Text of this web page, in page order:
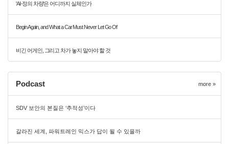
'AI-정의 차량'은 어디까지 실체인가
Begin Again, and What a Car Must Never Let Go Of
비긴 어게인, 그리고 차가 놓지 말아야 할 것
Podcast more »
SDV 보안의 본질은 ‘추적성’이다
갈라진 세계, 파워트레인 믹스가 답이 될 수 있을까